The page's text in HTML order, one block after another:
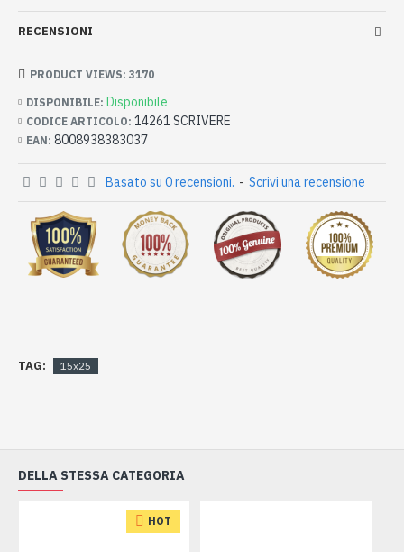
RECENSIONI
DISPONIBILE: Disponibile
CODICE ARTICOLO: 14261 SCRIVERE
EAN: 8008938383037
PRODUCT VIEWS: 3170
Basato su 0 recensioni. - Scrivi una recensione
TAG: 15x25
DELLA STESSA CATEGORIA
HOT